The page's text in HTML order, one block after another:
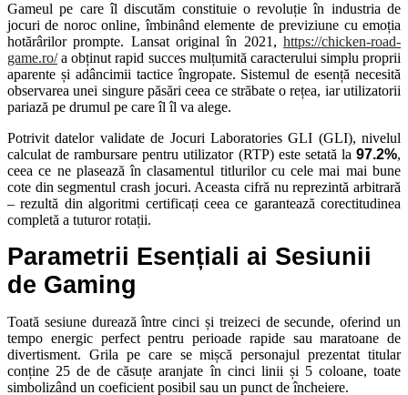
Gameul pe care îl discutăm constituie o revoluție în industria de
jocuri de noroc online, îmbinând elemente de previziune cu emoția
hotărârilor prompte. Lansat original în 2021, https://chicken-road-
game.ro/a obținut rapid succes mulțumită caracterului simplu proprii
aparente și adâncimii tactice îngropate. Sistemul de esență necesită
observarea unei singure păsări ceea ce străbate o rețea, iar utilizatorii
pariază pe drumul pe care îl îl va alege.
Potrivit datelor validate de Jocuri Laboratories GLI (GLI), nivelul
calculat de rambursare pentru utilizator (RTP) este setată la 97.2%,
ceea ce ne plasează în clasamentul titlurilor cu cele mai mai bune
cote din segmentul crash jocuri. Aceasta cifră nu reprezintă arbitrară
– rezultă din algoritmi certificați ceea ce garantează corectitudinea
completă a tuturor rotații.
Parametrii Esențiali ai Sesiunii
de Gaming
Toată sesiune durează între cinci și treizeci de secunde, oferind un
tempo energic perfect pentru perioade rapide sau maratoane de
divertisment. Grila pe care se mișcă personajul prezentat titular
conține 25 de de căsuțe aranjate în cinci linii și 5 coloane, toate
simbolizând un coeficient posibil sau un punct de încheiere.